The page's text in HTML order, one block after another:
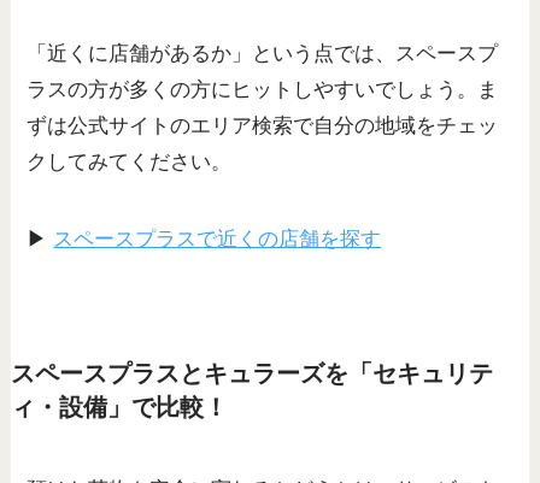
「近くに店舗があるか」という点では、スペースプ
ラスの方が多くの方にヒットしやすいでしょう。ま
ずは公式サイトのエリア検索で自分の地域をチェッ
クしてみてください。
▶ スペースプラスで近くの店舗を探す
スペースプラスとキュラーズを「セキュリテ
ィ・設備」で比較！